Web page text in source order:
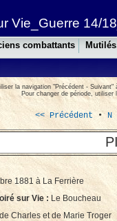
Vie_Guerre 14/
combattants
la navigation "Précédent -
Pour changer de période,
<< Précédent • N
1881 à La Ferrière
sur Vie : Le Boucheau
Charles et de Marie Troger